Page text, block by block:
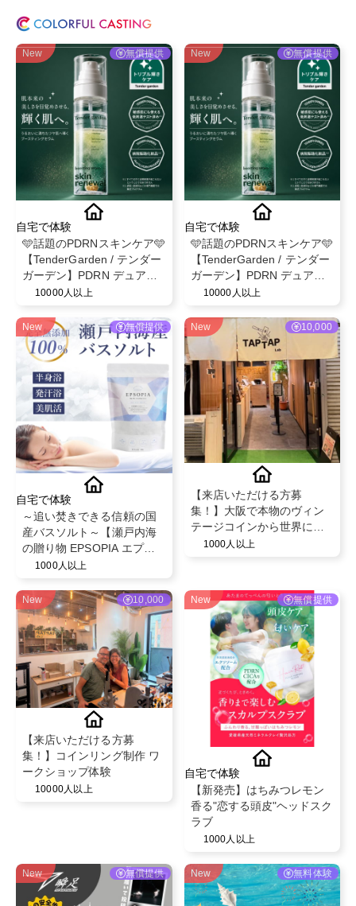
New 無償提供
自宅で体験
🩵話題のPDRNスキンケア🩵
【TenderGarden / テンダー
ガーデン】PDRN デュアル
ブースト 美容液ミスト モニ
10000人以上
New 無償提供
自宅で体験
🩵話題のPDRNスキンケア🩵
【TenderGarden / テンダー
ガーデン】PDRN デュアル
ブースト 美容液ミスト モニ
10000人以上
New 無償提供
自宅で体験
～追い焚きできる信頼の国
産バスソルト～【瀬戸内海
の贈り物 EPSOPIA エプソ
ピア】@EPSOPIA
1000人以上
New 10,000
【来店いただける方募
集！】大阪で本物のヴィン
テージコインから世界に一
つだけのリング💍
1000人以上
New 10,000
【来店いただける方募
集！】コインリング制作 ワ
ークショップ体験
10000人以上
New 無償提供
自宅で体験
【新発売】はちみつレモン
香る"恋する頭皮"ヘッドスク
ラブ
1000人以上
New 無償提供 New 無料体験